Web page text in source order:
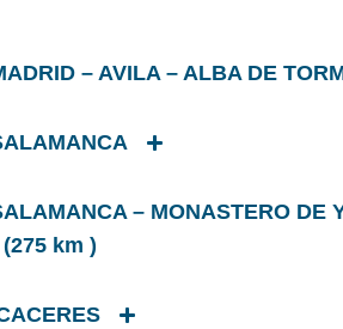
– AVILA – ALBA DE
– MONASTERO DE
km )